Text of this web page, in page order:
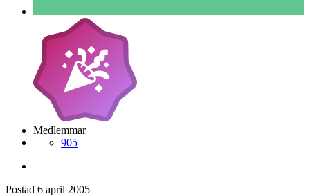
Medlemmar
905
Postad 6 april 2005